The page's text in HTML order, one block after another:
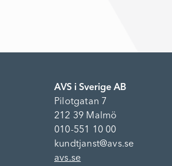
AVS i Sverige AB
Pilotgatan 7
212 39 Malmö
010-551 10 00
kundtjanst@avs.se
avs.se